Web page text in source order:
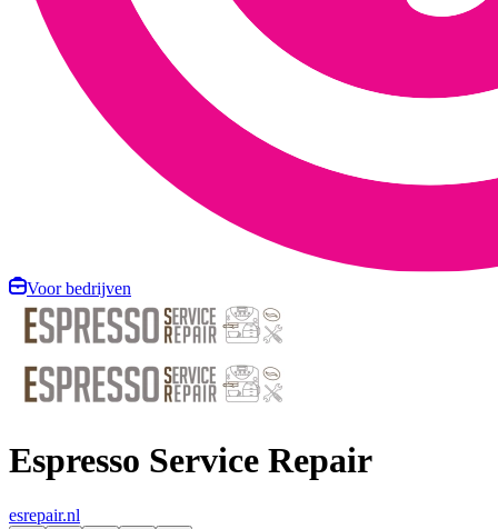
Voor bedrijven
Espresso Service Repair
esrepair.nl